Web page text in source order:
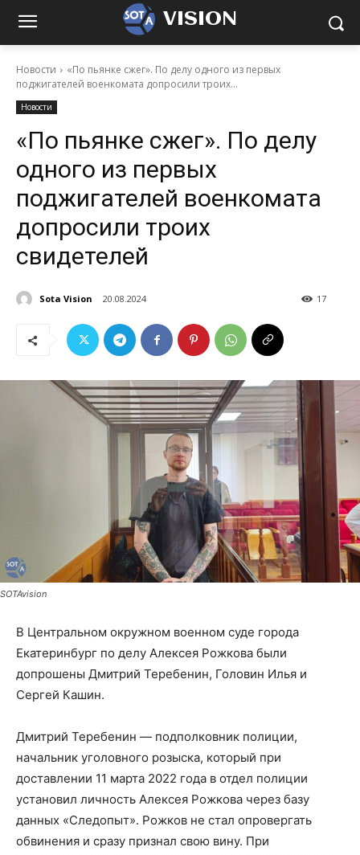
VISION
Новости
«По пьянке сжег». По делу одного из первых
поджигателей военкомата допросили троих...
Новости
«По пьянке сжег». По делу
одного из первых
поджигателей военкомата
допросили троих
свидетелей
Sota Vision 20.08.2024 17
SOTAvision
В Центральном окружном военном суде города
Екатеринбург по делу Алексея Рожкова были
допрошены Дмитрий Теребенин, Головин Илья и
Сергей Кашин.
Дмитрий Теребенин — подполковник полиции,
начальник уголовного розыска, который при
доставлении 11 марта 2022 года в отдел полиции
установил личность Алексея Рожкова через базу
данных «Следопыт». Рожков не стал опровергать
обвинения и сразу признал свою вину. При